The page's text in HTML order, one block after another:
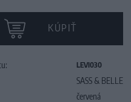
KÚPIŤ
LEVI030
SASS & BELLE
červená